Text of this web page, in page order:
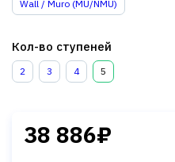
Wall / Muro (MU/NMU)
Кол-во ступеней
2 3 4 5
38 886₽